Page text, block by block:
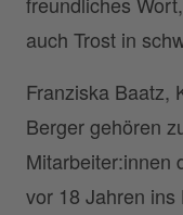
auch Trost in
Franziska Baatz,
Berger gehören
Mitarbeiter:innen
vor 18 Jahren ins